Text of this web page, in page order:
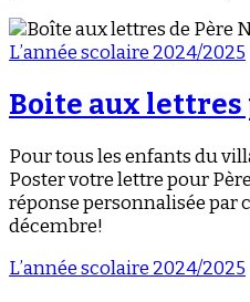
L’année scolaire 2024/2025
Boite aux lettres
Pour tous les enfants du
Poster votre lettre pour
réponse personnalisée par
décembre!
L’année scolaire 2024/2025